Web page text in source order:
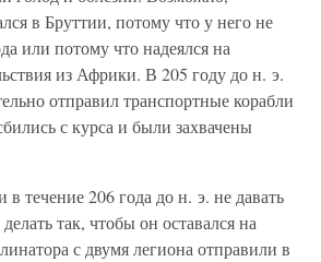
в Бруттии, потому что у него не
или потому что надеялся на
из Африки. В 205 году до н. э.
отправил транспортные корабли
с курса и были захвачены
течение 206 года до н. э. не давать
так, чтобы он оставался на
с двумя легиона отправили в